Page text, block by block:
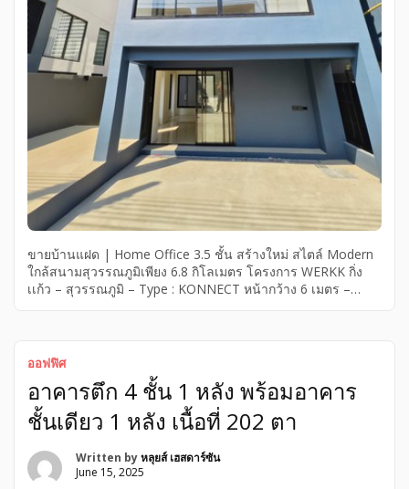
ขายบ้านแฝด | Home Office 3.5 ชั้น สร้างใหม่ สไตล์ Modern
ใกล้สนามสุวรรณภูมิเพียง 6.8 กิโลเมตร โครงการ WERKK กิ่ง
เเก้ว – สุวรรณภูมิ – Type : KONNECT หน้ากว้าง 6 เมตร –
ถนนหลักกว้าง […]
ออฟฟิศ
อาคารตึก 4 ชั้น 1 หลัง พร้อมอาคาร
ชั้นเดียว 1 หลัง เนื้อที่ 202 ตา
Written byหลุยส์ เฮสดาร์ซัน
June 15, 2025